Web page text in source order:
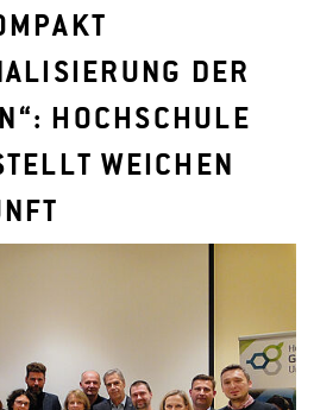
DER
HOCHSCHULE
WEICHEN